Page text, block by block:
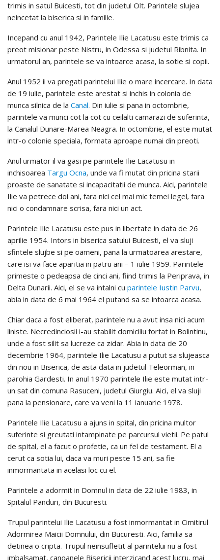
trimis in satul Buicesti, tot din judetul Olt. Parintele slujea
neincetat la biserica si in familie.
Incepand cu anul 1942, Parintele Ilie Lacatusu este trimis ca
preot misionar peste Nistru, in Odessa si judetul Ribnita. In
urmatorul an, parintele se va intoarce acasa, la sotie si copii.
Anul 1952 ii va pregati parintelui Ilie o mare incercare. In data
de 19 iulie, parintele este arestat si inchis in colonia de
munca silnica de la Canal. Din iulie si pana in octombrie,
parintele va munci cot la cot cu ceilalti camarazi de suferinta,
la Canalul Dunare-Marea Neagra. In octombrie, el este mutat
intr-o colonie speciala, formata aproape numai din preoti.
Anul urmator il va gasi pe parintele Ilie Lacatusu in
inchisoarea Targu Ocna, unde va fi mutat din pricina starii
proaste de sanatate si incapacitatii de munca. Aici, parintele
Ilie va petrece doi ani, fara nici cel mai mic temei legel, fara
nici o condamnare scrisa, fara nici un act.
Parintele Ilie Lacatusu este pus in libertate in data de 26
aprilie 1954. Intors in biserica satului Buicesti, el va sluji
sfintele slujbe si pe oameni, pana la urmatoarea arestare,
care isi va face aparitia in patru ani – 1 iulie 1959. Parintele
primeste o pedeapsa de cinci ani, fiind trimis la Periprava, in
Delta Dunarii. Aici, el se va intalni cu parintele Iustin Parvu,
abia in data de 6 mai 1964 el putand sa se intoarca acasa.
Chiar daca a fost eliberat, parintele nu a avut insa nici acum
liniste. Necredinciosii i-au stabilit domiciliu fortat in Bolintinu,
unde a fost silit sa lucreze ca zidar. Abia in data de 20
decembrie 1964, parintele Ilie Lacatusu a putut sa slujeasca
din nou in Biserica, de asta data in judetul Teleorman, in
parohia Gardesti. In anul 1970 parintele Ilie este mutat intr-
un sat din comuna Rasuceni, judetul Giurgiu. Aici, el va sluji
pana la pensionare, care va veni la 11 ianuarie 1978.
Parintele Ilie Lacatusu a ajuns in spital, din pricina multor
suferinte si greutati intampinate pe parcursul vietii. Pe patul
de spital, el a facut o profetie, ca un fel de testament. El a
cerut ca sotia lui, daca va muri peste 15 ani, sa fie
inmormantata in acelasi loc cu el.
Parintele a adormit in Domnul in data de 22 iulie 1983, in
Spitalul Panduri, din Bucuresti.
Trupul parintelui Ilie Lacatusu a fost inmormantat in Cimitirul
Adormirea Maicii Domnului, din Bucuresti. Aici, familia sa
detinea o cripta. Trupul neinsufletit al parintelui nu a fost
imbalsamat, canoanele Bisericii interzicand acest lucru, mai